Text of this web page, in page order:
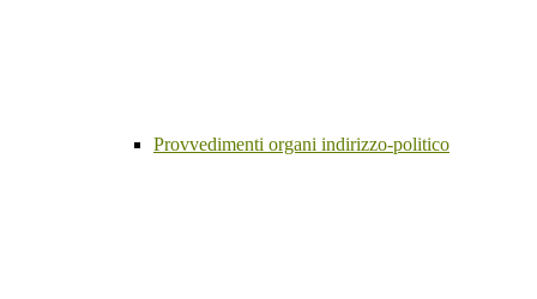
Provvedimenti organi indirizzo-politico